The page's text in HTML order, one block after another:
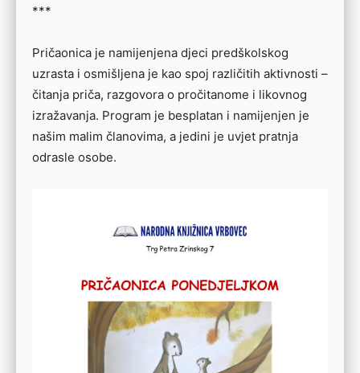
***
Pričaonica je namijenjena djeci predškolskog
uzrasta i osmišljena je kao spoj različitih aktivnosti –
čitanja priča, razgovora o pročitanome i likovnog
izražavanja. Program je besplatan i namijenjen je
našim malim članovima, a jedini je uvjet pratnja
odrasle osobe.